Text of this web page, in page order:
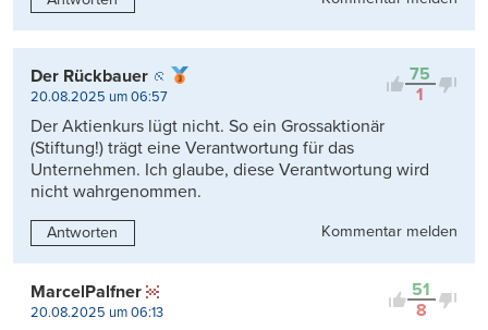
75
1
Der Rückbauer
20.08.2025 um 06:57
Der Aktienkurs lügt nicht. So ein Grossaktionär
(Stiftung!) trägt eine Verantwortung für das
Unternehmen. Ich glaube, diese Verantwortung wird
nicht wahrgenommen.
Antworten Kommentar melden
51
8
MarcelPalfner
20.08.2025 um 06:13